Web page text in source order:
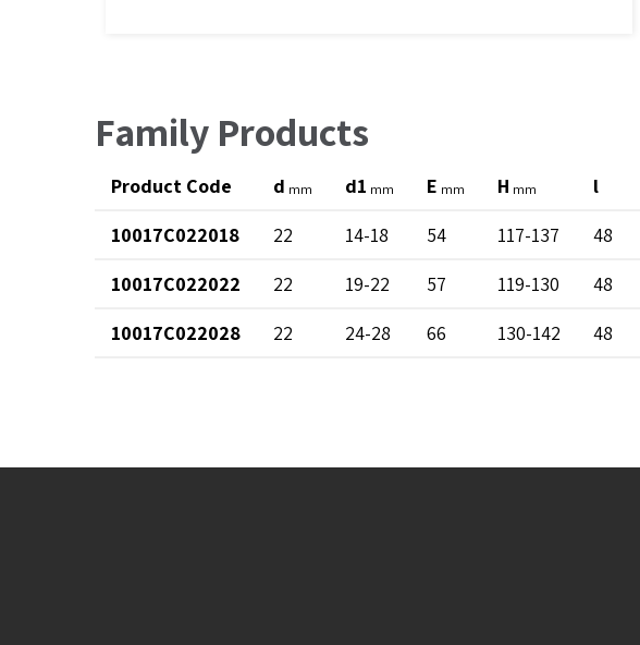
Family Products
Product Code d mm d1 mm E mm H mm l
10017C022018
22 14-18 54 117-137 48
10017C022022
22 19-22 57 119-130 48
10017C022028
22 24-28 66 130-142 48